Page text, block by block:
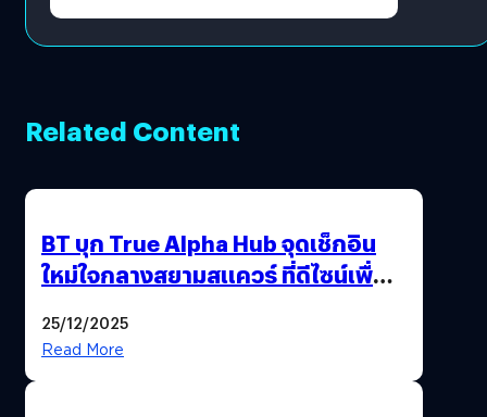
Related Content
BT บุก True Alpha Hub จุดเช็กอิน
ใหม่ใจกลางสยามสแควร์ ที่ดีไซน์เพื่อ
25/12/2025
Read More